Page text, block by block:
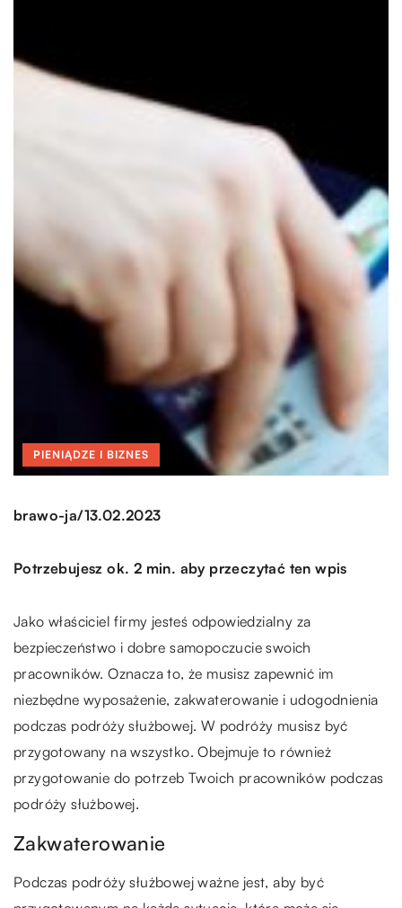
PIENIĄDZE I BIZNES
brawo-ja/13.02.2023
Potrzebujesz ok. 2 min. aby przeczytać ten wpis
Jako właściciel firmy jesteś odpowiedzialny za
bezpieczeństwo i dobre samopoczucie swoich
pracowników. Oznacza to, że musisz zapewnić im
niezbędne wyposażenie, zakwaterowanie i udogodnienia
podczas podróży służbowej. W podróży musisz być
przygotowany na wszystko. Obejmuje to również
przygotowanie do potrzeb Twoich pracowników podczas
podróży służbowej.
Zakwaterowanie
Podczas podróży służbowej ważne jest, aby być